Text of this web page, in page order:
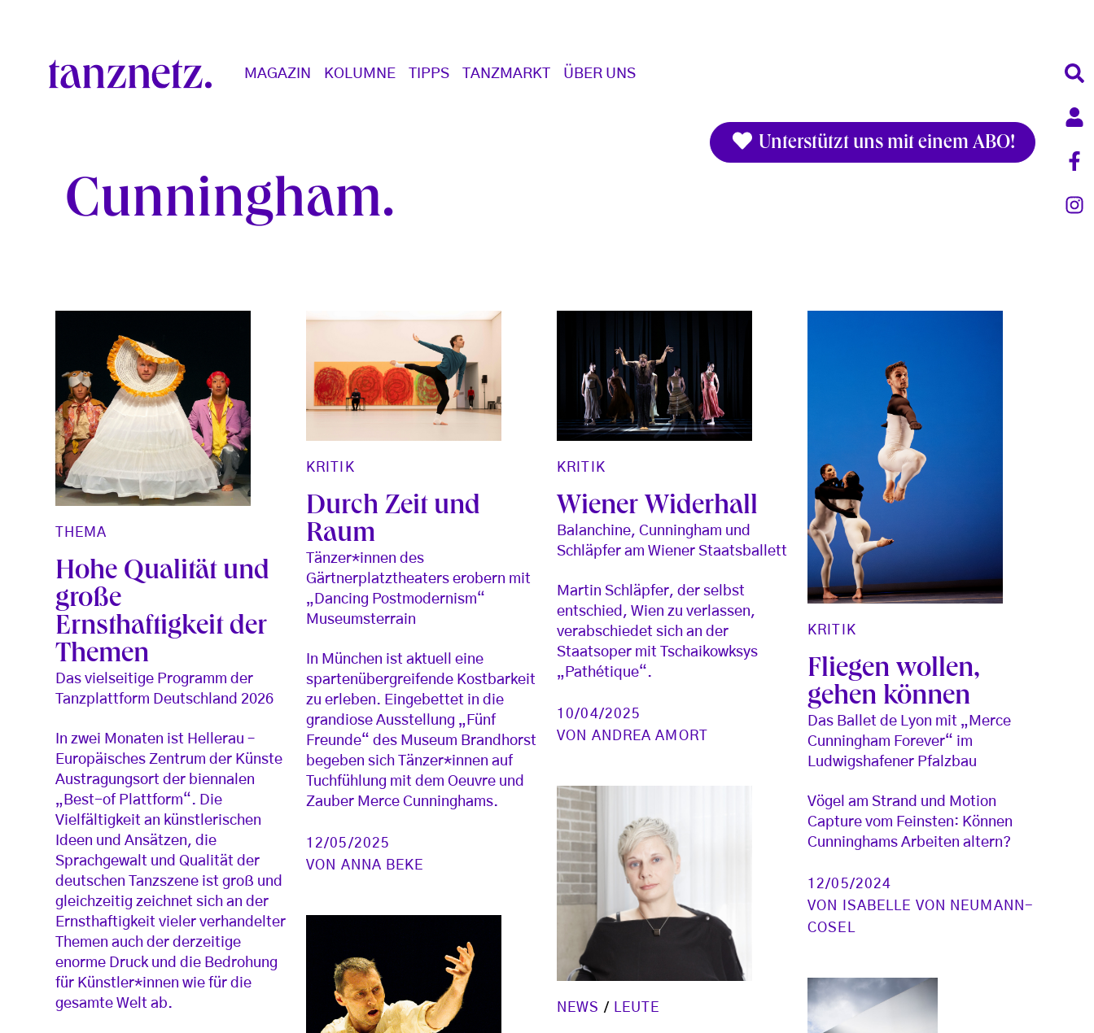
Main navigation
MAGAZIN KOLUMNE TIPPS TANZMARKT ÜBER UNS
Unterstützt uns mit einem ABO!
Cunningham
THEMA
Hohe Qualität und
große
Ernsthaftigkeit der
Themen
Das vielseitige Programm der
Tanzplattform Deutschland 2026
In zwei Monaten ist Hellerau –
Europäisches Zentrum der Künste
Austragungsort der biennalen
„Best-of Plattform“. Die
Vielfältigkeit an künstlerischen
Ideen und Ansätzen, die
Sprachgewalt und Qualität der
deutschen Tanzszene ist groß und
gleichzeitig zeichnet sich an der
Ernsthaftigkeit vieler verhandelter
Themen auch der derzeitige
enorme Druck und die Bedrohung
für Künstler*innen wie für die
gesamte Welt ab.
KRITIK
Durch Zeit und
Raum
Tänzer*innen des
Gärtnerplatztheaters erobern mit
„Dancing Postmodernism“
Museumsterrain
In München ist aktuell eine
spartenübergreifende Kostbarkeit
zu erleben. Eingebettet in die
grandiose Ausstellung „Fünf
Freunde“ des Museum Brandhorst
begeben sich Tänzer*innen auf
Tuchfühlung mit dem Oeuvre und
Zauber Merce Cunninghams.
12/05/2025
VON ANNA BEKE
KRITIK
Wiener Widerhall
Balanchine, Cunningham und
Schläpfer am Wiener Staatsballett
Martin Schläpfer, der selbst
entschied, Wien zu verlassen,
verabschiedet sich an der
Staatsoper mit Tschaikowksys
„Pathétique“.
10/04/2025
VON ANDREA AMORT
KRITIK
Fliegen wollen,
gehen können
Das Ballet de Lyon mit „Merce
Cunningham Forever“ im
Ludwigshafener Pfalzbau
Vögel am Strand und Motion
Capture vom Feinsten: Können
Cunninghams Arbeiten altern?
12/05/2024
VON
ISABELLE VON NEUMANN-
COSEL
NEWS / LEUTE